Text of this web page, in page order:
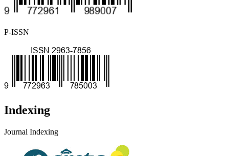
P-ISSN
Indexing
Journal Indexing